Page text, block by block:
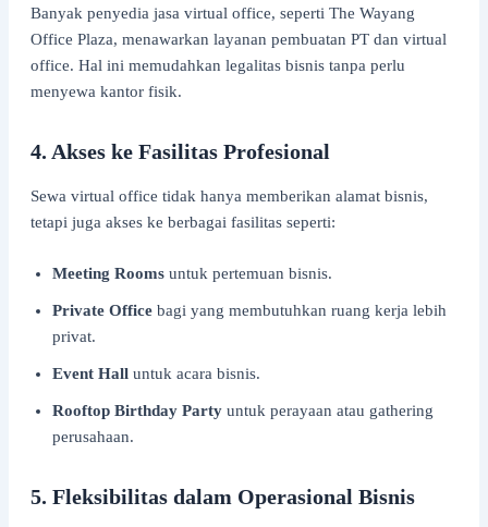
Banyak penyedia jasa virtual office, seperti The Wayang
Office Plaza, menawarkan layanan pembuatan PT dan virtual
office. Hal ini memudahkan legalitas bisnis tanpa perlu
menyewa kantor fisik.
4. Akses ke Fasilitas Profesional
Sewa virtual office tidak hanya memberikan alamat bisnis,
tetapi juga akses ke berbagai fasilitas seperti:
Meeting Roomsuntuk pertemuan bisnis.
Private Officebagi yang membutuhkan ruang kerja lebih
privat.
Event Halluntuk acara bisnis.
Rooftop Birthday Partyuntuk perayaan atau gathering
perusahaan.
5. Fleksibilitas dalam Operasional Bisnis